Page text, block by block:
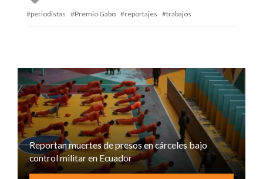
periodistas
Premio Gabo reportajes trabajos
Reportan muertes de presos en cárceles bajo
control militar en Ecuador